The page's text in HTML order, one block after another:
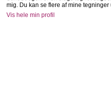
mig. Du kan se flere af mine tegninger
Vis hele min profil